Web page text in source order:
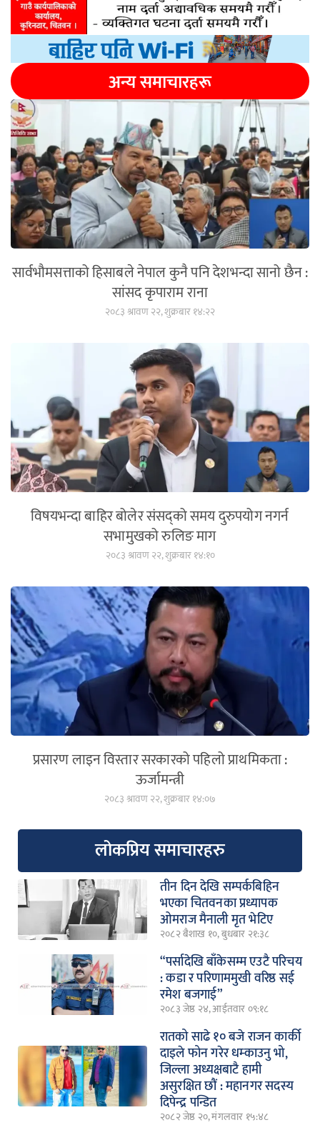
अन्य समाचारहरू
सार्वभौमसत्ताको हिसाबले नेपाल कुनै पनि देशभन्दा सानो छैन :
सांसद कृपाराम राना
२०८३ श्रावण २२, शुक्रबार १४:२२
विषयभन्दा बाहिर बोलेर संसद्को समय दुरुपयोग नगर्न
सभामुखको रुलिङ माग
२०८३ श्रावण २२, शुक्रबार १४:१०
प्रसारण लाइन विस्तार सरकारको पहिलो प्राथमिकता :
ऊर्जामन्त्री
२०८३ श्रावण २२, शुक्रबार १४:०७
लोकप्रिय समाचारहरु
तीन दिन देखि सम्पर्कबिहिन
भएका चितवनका प्रध्यापक
ओमराज मैनाली मृत भेटिए
२०८२ बैशाख १०, बुधबार २१:३८
“पर्सादेखि बाँकेसम्म एउटै परिचय
: कडा र परिणाममुखी वरिष्ठ सई
रमेश बजगाई”
२०८३ जेष्ठ २४, आईतवार ०९:१८
रातको साढे १० बजे राजन कार्की
दाइले फोन गरेर धम्काउनु भो,
जिल्ला अध्यक्षबाटै हामी
असुरक्षित छौं : महानगर सदस्य
दिपेन्द्र पन्डित
२०८२ जेष्ठ २०, मंगलवार १५:४८